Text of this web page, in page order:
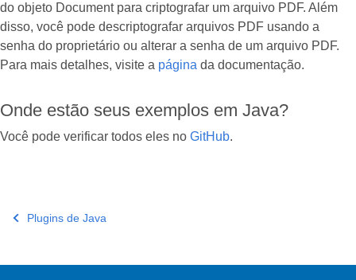
do objeto Document para criptografar um arquivo PDF. Além
disso, você pode descriptografar arquivos PDF usando a
senha do proprietário ou alterar a senha de um arquivo PDF.
Para mais detalhes, visite a página da documentação.
Onde estão seus exemplos em Java?
Você pode verificar todos eles no GitHub.
Plugins de Java